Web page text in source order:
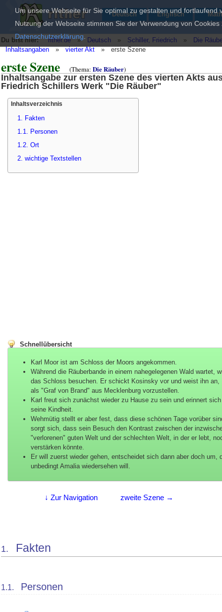
Deutsch Englisch
Du bist hier: rither.de » Deutsch » Schiller, Friedrich »
Die
Inhaltsangaben
» vierter Akt » erste Szene
erste Szene (Thema: Die Räuber)
Inhaltsangabe zur ersten Szene des vierten Akts
Friedrich Schillers Werk "Die Räuber"
Inhaltsverzeichnis
1. Fakten
1.1. Personen
1.2. Ort
2. wichtige Textstellen
Schnellübersicht
Karl Moor ist am Schloss der Moors angekommen.
Während die Räuberbande in einem nahegelegenen Wald wartet,
das Schloss besuchen. Er schickt Kosinsky vor und weist ihn an,
als "Graf von Brand" aus Mecklenburg vorzustellen.
Karl freut sich zunächst wieder zu Hause zu sein und erinnert
seine Kindheit.
Wehmütig stellt er aber fest, dass diese schönen Tage vorüber
sorgt sich, dass sein Besuch den Kontrast zwischen der
"verlorenen" guten Welt und der schlechten Welt, in der er lebt,
verstärken könnte.
Er will zuerst wieder gehen, entscheidet sich dann aber doch um,
unbedingt Amalia wiedersehen will.
↓ Zur Navigation zweite Szene →
1. Fakten
1.1. Personen
Um unsere Webseite für Sie optimal zu gestalten und
Nutzung der Webseite stimmen Sie der Verwendung von
Datenschutzerklärung.